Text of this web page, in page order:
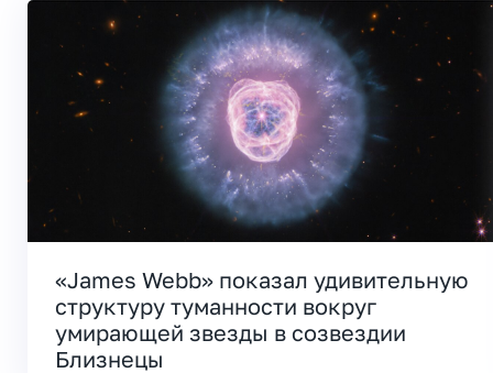
«James Webb» показал удивительную
структуру туманности вокруг
умирающей звезды в созвездии
Близнецы